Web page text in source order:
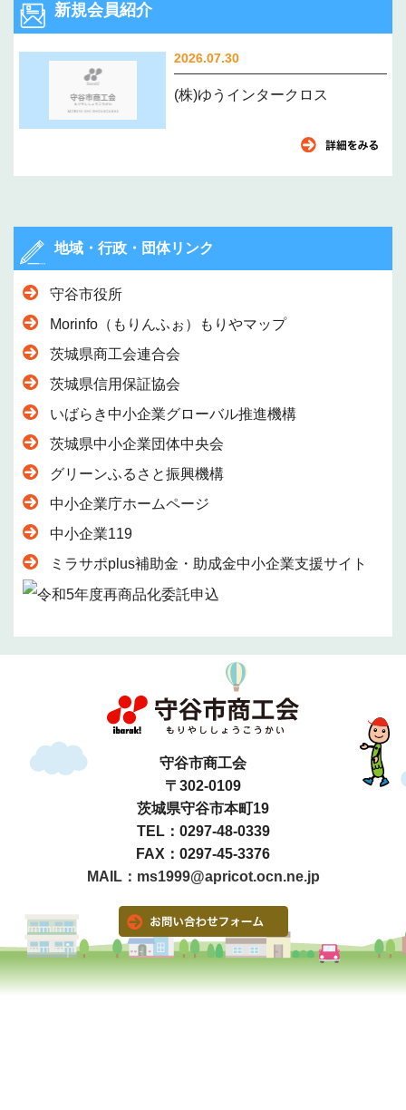
新規会員紹介
2026.07.30
(株)ゆうインタークロス
地域・行政・団体リンク
守谷市役所
Morinfo（もりんふぉ）もりやマップ
茨城県商工会連合会
茨城県信用保証協会
いばらき中小企業グローバル推進機構
茨城県中小企業団体中央会
グリーンふるさと振興機構
中小企業庁ホームページ
中小企業119
ミラサポplus補助金・助成金中小企業支援サイト
守谷市商工会
〒302-0109
茨城県守谷市本町19
TEL：0297-48-0339
FAX：0297-45-3376
MAIL：ms1999@apricot.ocn.ne.jp